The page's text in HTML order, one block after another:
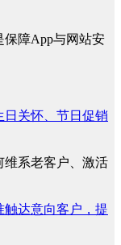
保障App与网站安
关怀、节日促销
维系老客户、激活
触达意向客户，提